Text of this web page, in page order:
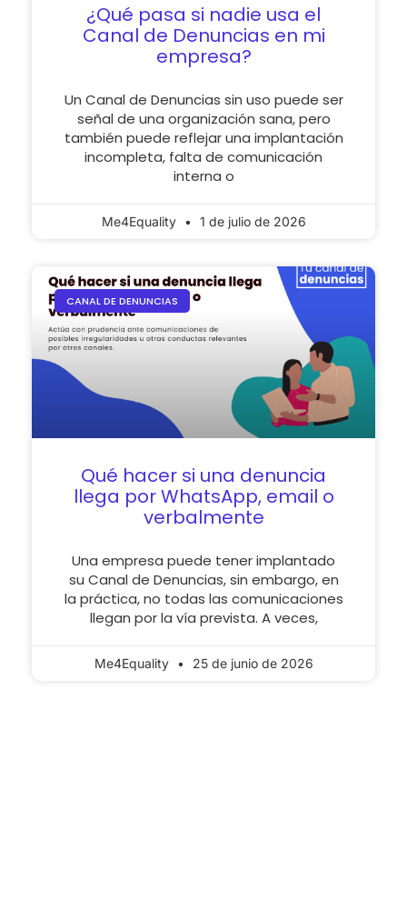
¿Qué pasa si nadie usa el
Canal de Denuncias en mi
empresa?
Un Canal de Denuncias sin uso puede ser
señal de una organización sana, pero
también puede reflejar una implantación
incompleta, falta de comunicación
interna o
Me4Equality 1 de julio de 2026
CANAL DE DENUNCIAS
Qué hacer si una denuncia
llega por WhatsApp, email o
verbalmente
Una empresa puede tener implantado
su Canal de Denuncias, sin embargo, en
la práctica, no todas las comunicaciones
llegan por la vía prevista. A veces,
Me4Equality 25 de junio de 2026